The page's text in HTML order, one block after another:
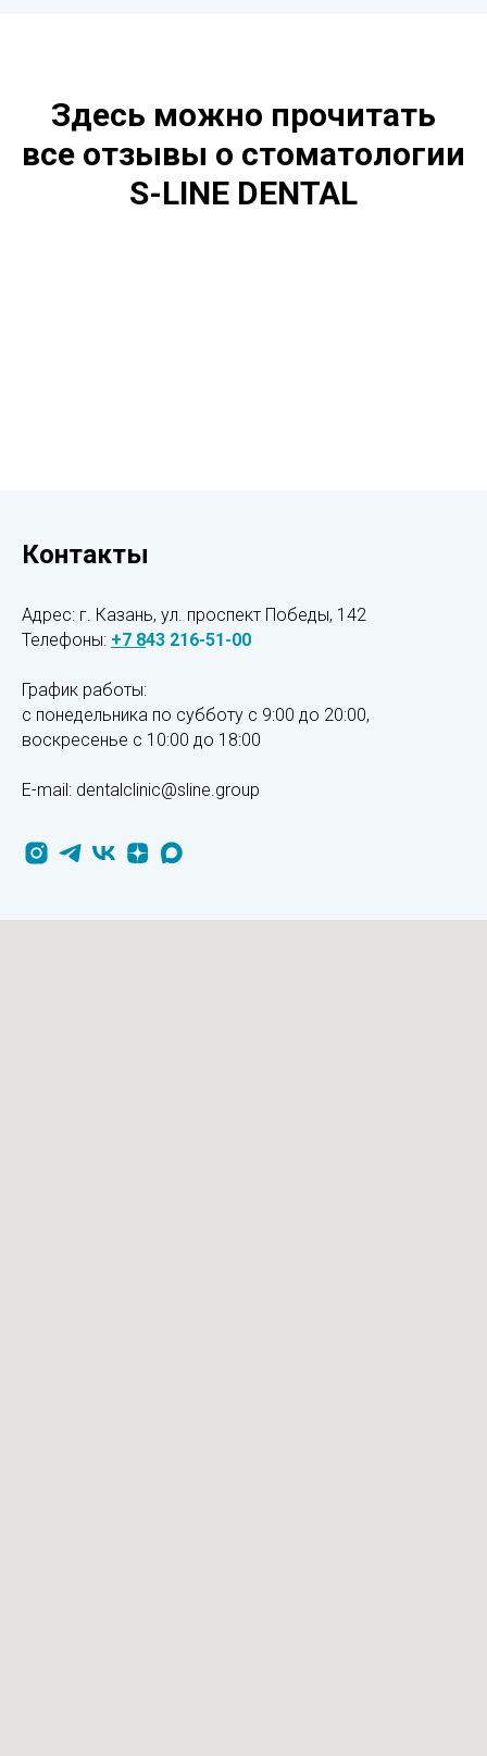
Здесь можно прочитать
все отзывы о стоматологии
S-LINE DENTAL
Контакты
Адрес: г. Казань, ул. проспект Победы, 142
Телефоны: +7 843 216-51-00
График работы:
с понедельника по субботу с 9:00 до 20:00,
воскресенье с 10:00 до 18:00
E-mail: dentalclinic@sline.group